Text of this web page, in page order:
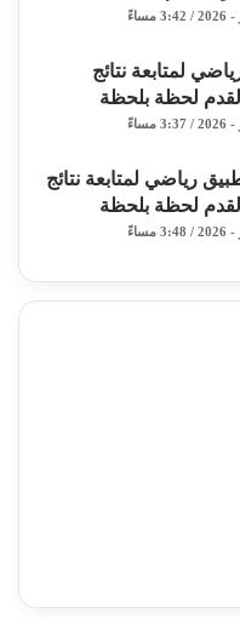
لمتابعة نتائج
لحظة بلحظة
رياضي لمتابعة نتائج
لحظة بلحظة